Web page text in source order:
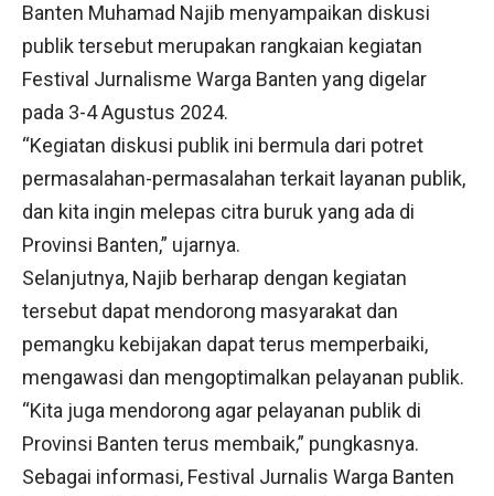
Banten Muhamad Najib menyampaikan diskusi
publik tersebut merupakan rangkaian kegiatan
Festival Jurnalisme Warga Banten yang digelar
pada 3-4 Agustus 2024.
“Kegiatan diskusi publik ini bermula dari potret
permasalahan-permasalahan terkait layanan publik,
dan kita ingin melepas citra buruk yang ada di
Provinsi Banten,” ujarnya.
Selanjutnya, Najib berharap dengan kegiatan
tersebut dapat mendorong masyarakat dan
pemangku kebijakan dapat terus memperbaiki,
mengawasi dan mengoptimalkan pelayanan publik.
“Kita juga mendorong agar pelayanan publik di
Provinsi Banten terus membaik,” pungkasnya.
Sebagai informasi, Festival Jurnalis Warga Banten